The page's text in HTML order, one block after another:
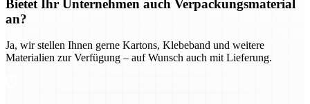
Bietet Ihr Unternehmen auch Verpackungsmaterial
an?
Ja, wir stellen Ihnen gerne Kartons, Klebeband und weitere
Materialien zur Verfügung – auf Wunsch auch mit Lieferung.